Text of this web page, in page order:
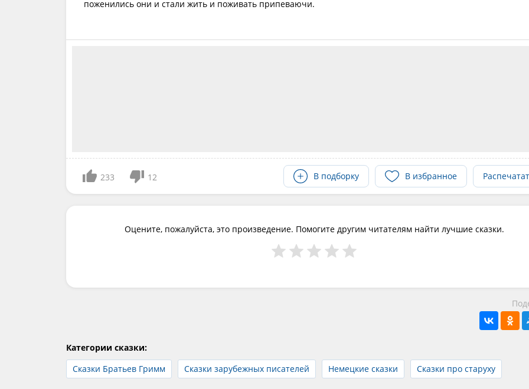
поженились они и стали жить и поживать припеваючи.
233 12 В подборку В избранное
Оцените, пожалуйста, это произведение. Помогите другим читателям найти лучшие сказки.
Категории сказки:
Сказки Братьев Гримм
Сказки зарубежных писателей Немецкие сказки Сказки про старуху